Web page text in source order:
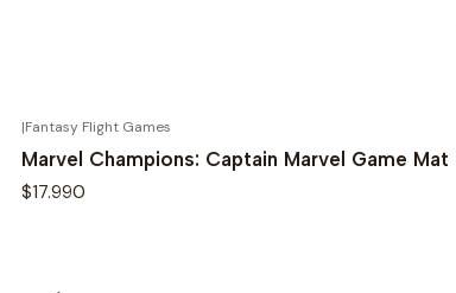
|Fantasy Flight Games
Marvel Champions: Captain Marvel Game Mat
$17.990